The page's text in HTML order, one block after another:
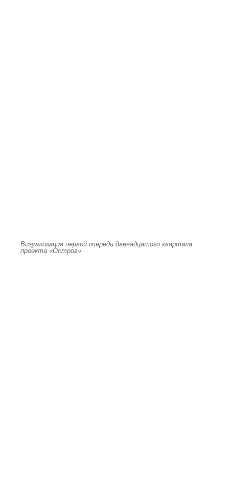
Визуализация первой очереди двенадцатого квартала
проекта «Остров»